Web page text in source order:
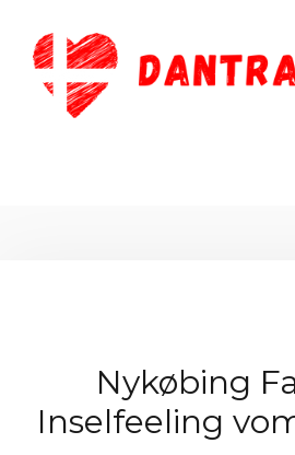
Inhalt
springen
Nykøbing
Inselfeeling